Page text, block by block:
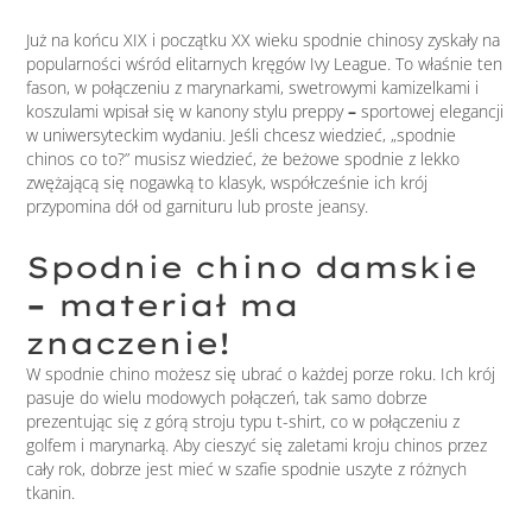
Już na końcu XIX i początku XX wieku spodnie chinosy zyskały na
popularności wśród elitarnych kręgów Ivy League. To właśnie ten
fason, w połączeniu z marynarkami, swetrowymi kamizelkami i
koszulami wpisał się w kanony stylu preppy–sportowej elegancji
w uniwersyteckim wydaniu. Jeśli chcesz wiedzieć, „spodnie
chinos co to?” musisz wiedzieć, że beżowe spodnie z lekko
zwężającą się nogawką to klasyk, współcześnie ich krój
przypomina dół od garnituru lub proste jeansy.
Spodnie chino damskie
– materiał ma
znaczenie!
W spodnie chino możesz się ubrać o każdej porze roku. Ich krój
pasuje do wielu modowych połączeń, tak samo dobrze
prezentując się z górą stroju typu t-shirt, co w połączeniu z
golfem i marynarką. Aby cieszyć się zaletami kroju chinos przez
cały rok, dobrze jest mieć w szafie spodnie uszyte z różnych
tkanin.